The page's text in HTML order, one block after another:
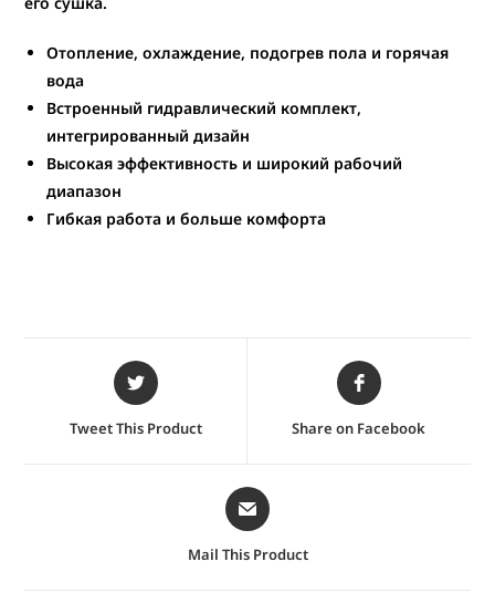
Отопление, охлаждение, подогрев пола и горячая
вода
Встроенный гидравлический комплект,
интегрированный дизайн
Высокая эффективность и широкий рабочий
диапазон
Гибкая работа и больше комфорта
Tweet This Product Share on Facebook
Mail This Product